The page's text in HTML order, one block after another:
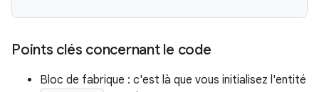
Points clés concernant le code
Bloc de fabrique : c'est là que vous initialisez l'entité